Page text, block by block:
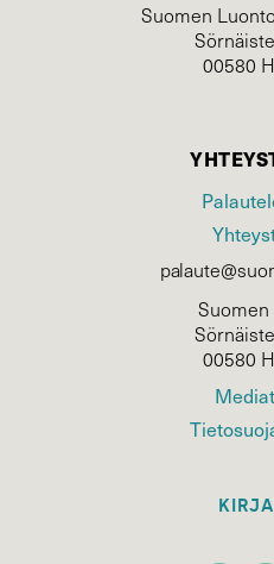
Suomen
00580
00580